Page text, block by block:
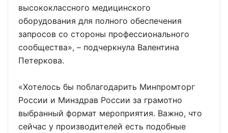
высококлассного медицинского
оборудования для полного обеспечения
запросов со стороны профессионального
сообщества», – подчеркнула Валентина
Петеркова.
«Хотелось бы поблагодарить Минпромторг
России и Минздрав России за грамотно
выбранный формат мероприятия. Важно, что
сейчас у производителей есть подобные